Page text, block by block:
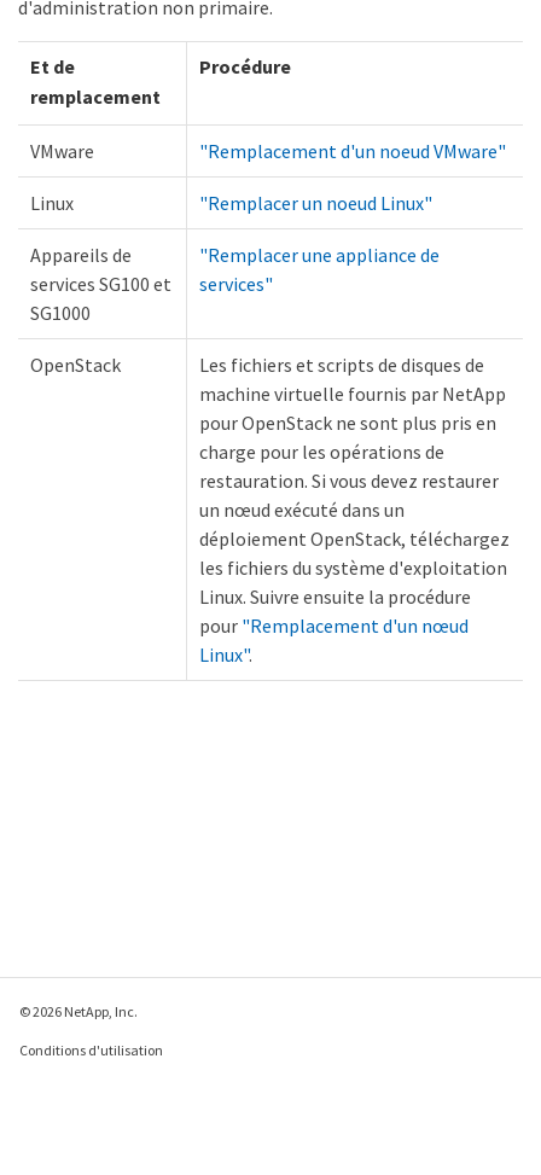
d'administration non primaire.
Et de
remplacement
Procédure
VMware "Remplacement d'un noeud VMware"
Linux "Remplacer un noeud Linux"
Appareils de
services SG100 et
SG1000
"Remplacer une appliance de
services"
OpenStack
Les fichiers et scripts de disques de
machine virtuelle fournis par NetApp
pour OpenStack ne sont plus pris en
charge pour les opérations de
restauration. Si vous devez restaurer
un nœud exécuté dans un
déploiement OpenStack, téléchargez
les fichiers du système d'exploitation
Linux. Suivre ensuite la procédure
pour "Remplacement d'un nœud
Linux".
© 2026 NetApp, Inc.
Conditions d'utilisation